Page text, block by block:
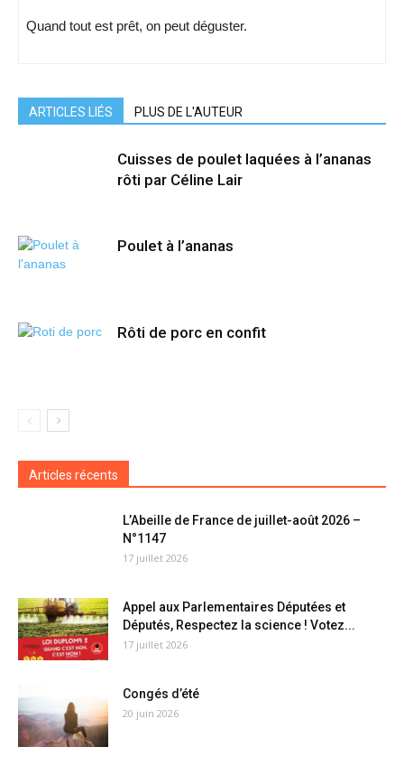
Quand tout est prêt, on peut déguster.
ARTICLES LIÉS PLUS DE L'AUTEUR
Cuisses de poulet laquées à l’ananas
rôti par Céline Lair
Poulet à l’ananas
Rôti de porc en confit
Articles récents
L’Abeille de France de juillet-août 2026 –
N°1147
17 juillet 2026
Appel aux Parlementaires Députées et
Députés, Respectez la science ! Votez...
17 juillet 2026
Congés d’été
20 juin 2026